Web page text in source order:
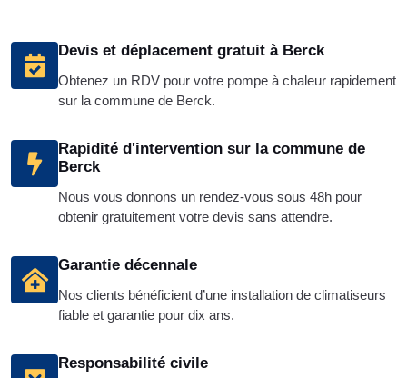
Devis et déplacement gratuit à Berck
Obtenez un RDV pour votre pompe à chaleur rapidement
sur la commune de Berck.
Rapidité d'intervention sur la commune de
Berck
Nous vous donnons un rendez-vous sous 48h pour
obtenir gratuitement votre devis sans attendre.
Garantie décennale
Nos clients bénéficient d’une installation de climatiseurs
fiable et garantie pour dix ans.
Responsabilité civile